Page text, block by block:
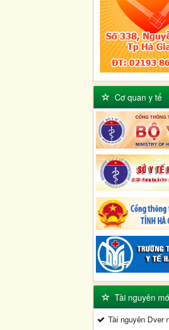
Cơ quan y tế
Tài nguyên
Tài nguyên Dver